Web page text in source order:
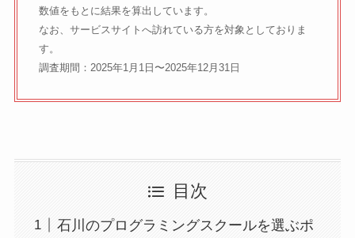
数値をもとに結果を算出しています。
なお、サービスサイトへ訪れている方を対象としておりま
す。
調査期間：2025年1月1日〜2025年12月31日
目次
石川のプログラミングスクールを選ぶポ